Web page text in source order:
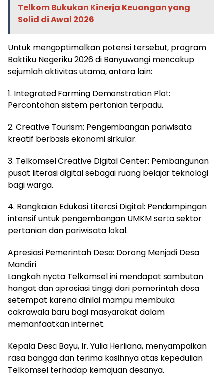
Telkom Bukukan Kinerja Keuangan yang
Solid di Awal 2026
Untuk mengoptimalkan potensi tersebut, program
Baktiku Negeriku 2026 di Banyuwangi mencakup
sejumlah aktivitas utama, antara lain:
1. Integrated Farming Demonstration Plot:
Percontohan sistem pertanian terpadu.
2. Creative Tourism: Pengembangan pariwisata
kreatif berbasis ekonomi sirkular.
3. Telkomsel Creative Digital Center: Pembangunan
pusat literasi digital sebagai ruang belajar teknologi
bagi warga.
4. Rangkaian Edukasi Literasi Digital: Pendampingan
intensif untuk pengembangan UMKM serta sektor
pertanian dan pariwisata lokal.
Apresiasi Pemerintah Desa: Dorong Menjadi Desa
Mandiri
Langkah nyata Telkomsel ini mendapat sambutan
hangat dan apresiasi tinggi dari pemerintah desa
setempat karena dinilai mampu membuka
cakrawala baru bagi masyarakat dalam
memanfaatkan internet.
Kepala Desa Bayu, Ir. Yulia Herliana, menyampaikan
rasa bangga dan terima kasihnya atas kepedulian
Telkomsel terhadap kemajuan desanya.